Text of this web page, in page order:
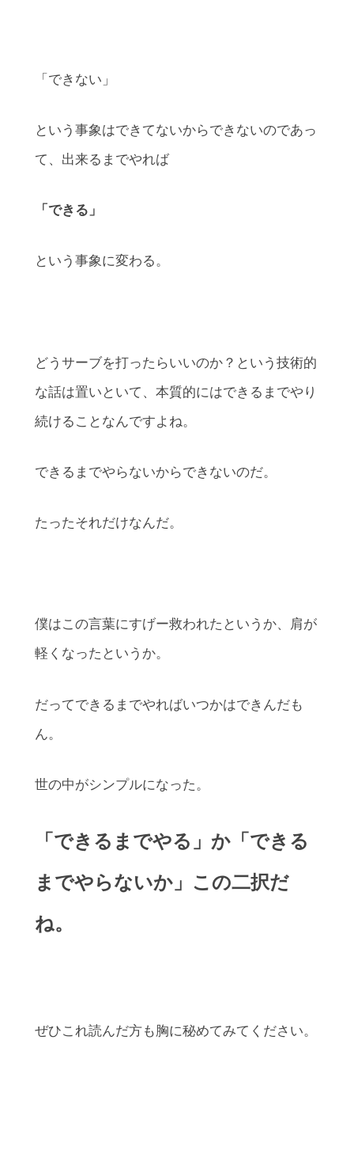
「できない」
という事象はできてないからできないのであっ
て、出来るまでやれば
「できる」
という事象に変わる。
どうサーブを打ったらいいのか？という技術的
な話は置いといて、本質的にはできるまでやり
続けることなんですよね。
できるまでやらないからできないのだ。
たったそれだけなんだ。
僕はこの言葉にすげー救われたというか、肩が
軽くなったというか。
だってできるまでやればいつかはできんだも
ん。
世の中がシンプルになった。
「できるまでやる」か「できる
までやらないか」この二択だ
ね。
ぜひこれ読んだ方も胸に秘めてみてください。